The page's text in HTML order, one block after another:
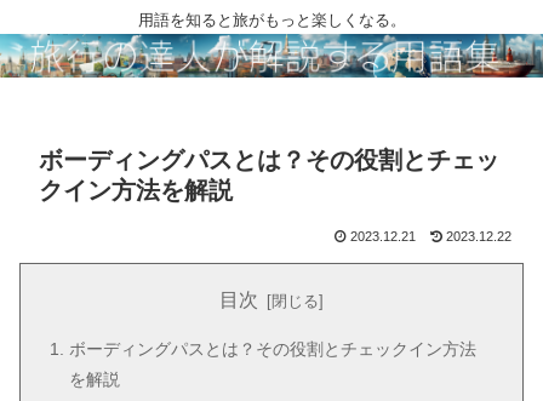
用語を知ると旅がもっと楽しくなる。
ボーディングパスとは？その役割とチェッ
クイン方法を解説
2023.12.21 2023.12.22
目次
ボーディングパスとは？その役割とチェックイン方法
を解説